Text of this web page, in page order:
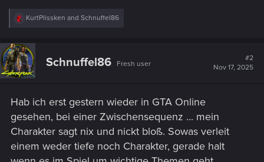
R
c
t
i
o
:
KurtPlissken and Schnuffel86
Schnuffel86 Fresh user
#2
Nov 17, 2025
Hab ich erst gestern wieder in GTA Online
gesehen, bei einer Zwischensequenz ... mein
Charakter sagt nix und nickt bloß. Sowas verleit
einem weder tiefe noch Charakter, gerade halt